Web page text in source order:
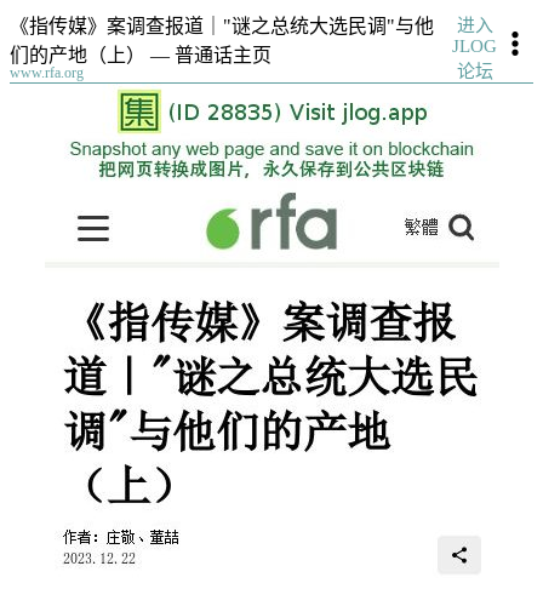
《指传媒》案调查报道｜"谜之总统大选民调"与他
们的产地（上） — 普通话主页
www.rfa.org
进入
JLOG
论坛